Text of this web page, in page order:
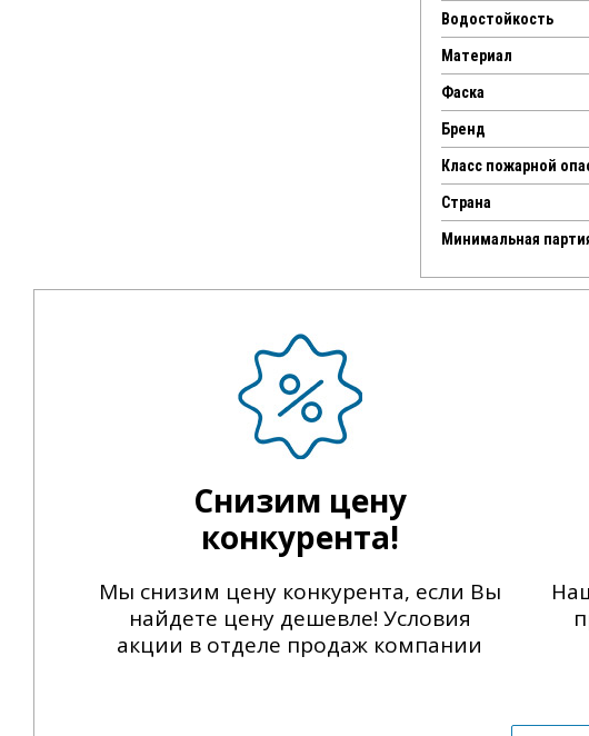
Водостойкость
Материал
Фаска
Бренд
Класс пожарной
Страна
Минимальная
Снизим цену
конкурента!
Мы снизим цену конкурента, если Вы
найдете цену дешевле! Условия
акции в отделе продаж компании